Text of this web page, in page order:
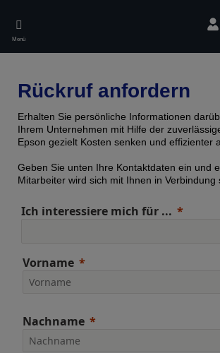
main
content
Menü
Rückruf anfordern
Erhalten Sie persönliche Informationen
Ihrem Unternehmen mit Hilfe der
Epson gezielt Kosten senken und effizienter
Geben Sie unten Ihre Kontaktdaten ein und
Mitarbeiter wird sich mit Ihnen in Verbindung
Ich interessiere mich für ...
Vorname
Nachname